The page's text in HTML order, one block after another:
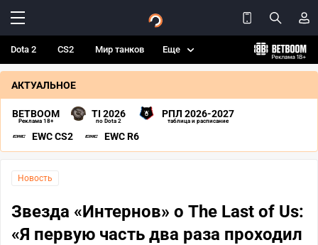
Dota 2 CS2 Мир танков Еще
АКТУАЛЬНОЕ
BETBOOM
Реклама 18+
TI 2026
по Dota 2
РПЛ 2026-2027
таблица и расписание
EWC CS2 EWC R6
Новость
Звезда «Интернов» о The Last of Us:
«Я первую часть два раза проходил